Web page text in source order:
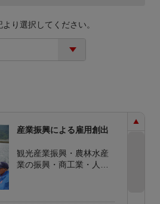
り選択してください。
産業振興による雇用創出
観光産業振興・農林水産
業の振興・商工業・人材